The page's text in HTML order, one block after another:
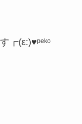
┏(ε:)♥︎ᵖᵉᵏᵒ